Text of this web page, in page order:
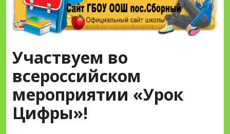
Участвуем во
всероссийском
мероприятии «Урок
Цифры»!